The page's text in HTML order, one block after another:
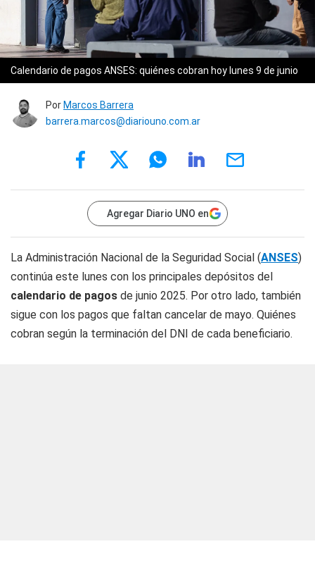
Calendario de pagos ANSES: quiénes cobran hoy lunes 9 de junio
Por Marcos Barrera
barrera.marcos@diariouno.com.ar
Agregar Diario UNO en
La Administración Nacional de la Seguridad Social (ANSES)
continúa este lunes con los principales depósitos del
calendario de pagos de junio 2025. Por otro lado, también
sigue con los pagos que faltan cancelar de mayo. Quiénes
cobran según la terminación del DNI de cada beneficiario.